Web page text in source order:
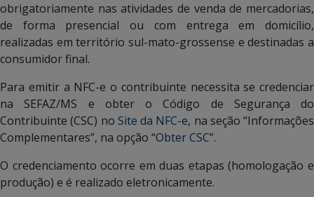
obrigatoriamente nas atividades de venda de mercadorias,
de forma presencial ou com entrega em domicílio,
realizadas em território sul-mato-grossense e destinadas a
consumidor final.
Para emitir a NFC-e o contribuinte necessita se credenciar
na SEFAZ/MS e obter o Código de Segurança do
Contribuinte (CSC) no Site da NFC-e, na seção “Informações
Complementares”, na opção “Obter CSC”.
O credenciamento ocorre em duas etapas (homologação e
produção) e é realizado eletronicamente.